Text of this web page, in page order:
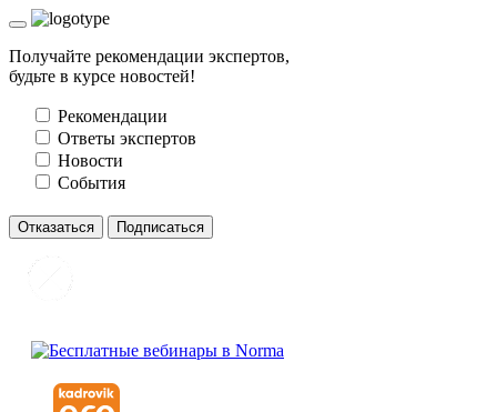
Получайте рекомендации экспертов,
будьте в курсе новостей!
Рекомендации
Ответы экспертов
Новости
События
Отказаться Подписаться